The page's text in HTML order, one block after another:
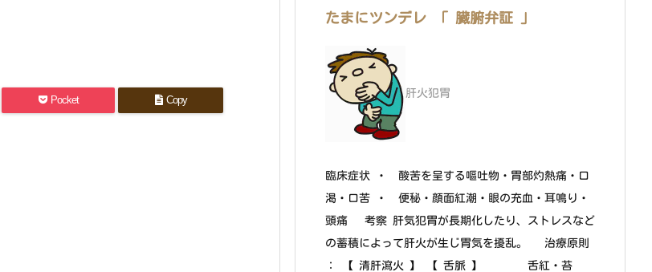
Pocket Copy
たまにツンデレ 「 臓腑弁証 」
肝火犯胃
臨床症状 ・ 酸苦を呈する嘔吐物・胃部灼熱痛・口
渇・口苦 ・ 便秘・顔面紅潮・眼の充血・耳鳴り・
頭痛 考察 肝気犯胃が長期化したり、ストレスなど
の蓄積によって肝火が生じ胃気を擾乱。 治療原則
： 【 清肝瀉火 】 【 舌脈 】 舌紅・苔